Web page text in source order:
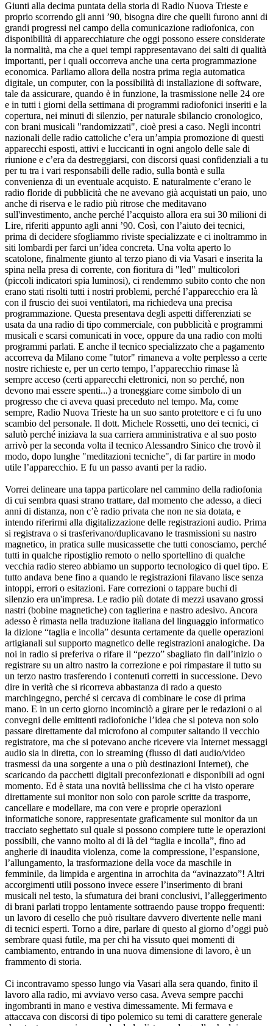
Giunti alla decima puntata della storia di Radio Nuova Trieste e
proprio scorrendo gli anni ’90, bisogna dire che quelli furono anni di
grandi progressi nel campo della comunicazione radiofonica, con
disponibilità di apparecchiature che oggi possono essere considerate
la normalità, ma che a quei tempi rappresentavano dei salti di qualità
importanti, per i quali occorreva anche una certa programmazione
economica. Parliamo allora della nostra prima regia automatica
digitale, un computer, con la possibilità di installazione di software,
tale da assicurare, quando è in funzione, la trasmissione nelle 24 ore
e in tutti i giorni della settimana di programmi radiofonici inseriti e la
copertura, nei minuti di silenzio, per naturale sbilancio cronologico,
con brani musicali "randomizzati", cioè presi a caso. Negli incontri
nazionali delle radio cattoliche c’era un’ampia promozione di questi
apparecchi esposti, attivi e luccicanti in ogni angolo delle sale di
riunione e c’era da destreggiarsi, con discorsi quasi confidenziali a tu
per tu tra i vari responsabili delle radio, sulla bontà e sulla
convenienza di un eventuale acquisto. E naturalmente c’erano le
radio floride di pubblicità che ne avevano già acquistati un paio, uno
anche di riserva e le radio più ritrose che meditavano
sull'investimento, anche perché l’acquisto allora era sui 30 milioni di
Lire, riferiti appunto agli anni ’90. Così, con l’aiuto dei tecnici,
prima di decidere sfogliammo riviste specializzate e ci inoltrammo in
siti lombardi per farci un’idea concreta. Una volta aperto lo
scatolone, finalmente giunto al terzo piano di via Vasari e inserita la
spina nella presa di corrente, con fioritura di "led" multicolori
(piccoli indicatori spia luminosi), ci rendemmo subito conto che non
erano stati risolti tutti i nostri problemi, perché l’apparecchio era là
con il fruscio dei suoi ventilatori, ma richiedeva una precisa
programmazione. Questa presentava degli aspetti differenziati se
usata da una radio di tipo commerciale, con pubblicità e programmi
musicali e scarsi comunicati in voce, oppure da una radio con molti
programmi parlati. E anche il tecnico specializzato che a pagamento
accorreva da Milano come "tutor" rimaneva a volte perplesso a certe
nostre richieste e, per un certo tempo, l’apparecchio rimase là
sempre acceso (certi apparecchi elettronici, non so perché, non
devono mai essere spenti...) a troneggiare come simbolo di un
progresso che ci aveva quasi preceduto nel tempo. Ma, come
sempre, Radio Nuova Trieste ha un suo santo protettore e ci fu uno
scambio del personale. Il dott. Michele Rossetti, uno dei tecnici, ci
salutò perché iniziava la sua carriera amministrativa e al suo posto
arrivò per la seconda volta il tecnico Alessandro Sinico che trovò il
modo, dopo lunghe "meditazioni tecniche", di far partire in modo
utile l’apparecchio. E fu un passo avanti per la radio.
Vorrei delineare una tappa particolare nel cammino della radiofonia
di cui sembra quasi strano trattare, dal momento che adesso, a dieci
anni di distanza, non c’è radio privata che non ne sia dotata, e
intendo riferirmi alla digitalizzazione delle registrazioni audio. Prima
si registrava o si trasferivano/duplicavano le trasmissioni su nastro
magnetico, in pratica sulle musicassette che tutti conosciamo, perché
tutti in qualche ripostiglio remoto o nello sportellino di qualche
vecchia radio stereo abbiamo un supporto tecnologico di quel tipo. E
tutto andava bene fino a quando le registrazioni filavano lisce senza
intoppi, errori o esitazioni. Fare correzioni o tappare buchi di
silenzio era un'impresa. Le radio più dotate di mezzi usavano grossi
nastri (bobine magnetiche) con taglierina e nastro adesivo. Ancora
adesso è rimasta nella traduzione italiana del linguaggio informatico
la dizione “taglia e incolla” desunta certamente da quelle operazioni
artigianali sul supporto magnetico delle registrazioni analogiche. Da
noi in radio si preferiva o rifare il “pezzo” sbagliato fin dall’inizio o
registrare su un altro nastro la correzione e poi rimpastare il tutto su
un terzo nastro trasferendo i contenuti corretti in successione. Devo
dire in verità che si ricorreva abbastanza di rado a questo
marchingegno, perché si cercava di combinare le cose di prima
mano. E in un certo giorno incominciò a girare per le redazioni o ai
convegni delle emittenti radiofoniche l’idea che si poteva non solo
passare direttamente dal microfono al computer saltando il vecchio
registratore, ma che si potevano anche ricevere via Internet messaggi
audio sia in diretta, con lo streaming (flusso di dati audio/video
trasmessi da una sorgente a una o più destinazioni Internet), che
scaricando da pacchetti digitali preconfezionati e disponibili ad ogni
momento. Ed è stata una novità bellissima che ci ha visto operare
direttamente sui monitor non solo con parole scritte da trasporre,
cancellare e modellare, ma con vere e proprie operazioni
informatiche sonore, rappresentate graficamente sul monitor da un
tracciato seghettato sul quale si possono compiere tutte le operazioni
possibili, che vanno molto al di là del “taglia e incolla”, fino ad
angherie di inaudita violenza, come la compressione, l’espansione,
l’allungamento, la trasformazione della voce da maschile in
femminile, da limpida e argentina in arrochita da “avinazzato”! Altri
accorgimenti utili possono invece essere l’inserimento di brani
musicali nel testo, la sfumatura dei brani conclusivi, l’alleggerimento
di brani parlati troppo lentamente sottraendo pause troppo frequenti:
un lavoro di cesello che può risultare davvero divertente nelle mani
di tecnici esperti. Torno a dire, parlare di questo al giorno d’oggi può
sembrare quasi futile, ma per chi ha vissuto quei momenti di
cambiamento, entrando in una nuova dimensione di lavoro, è un
frammento di storia.
Ci incontravamo spesso lungo via Vasari alla sera quando, finito il
lavoro alla radio, mi avviavo verso casa. Aveva sempre pacchi
ingombranti in mano e vestiva dimessamente. Mi fermava e
attaccava con discorsi di tipo polemico su temi di carattere generale